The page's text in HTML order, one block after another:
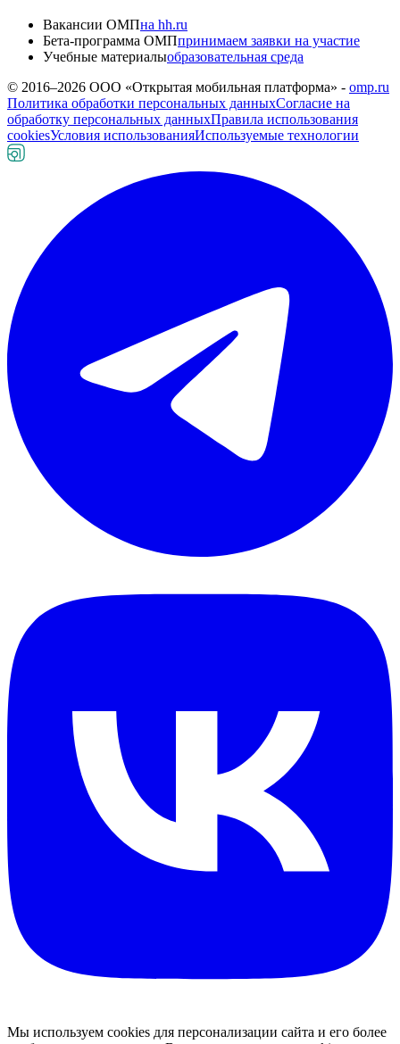
Вакансии ОМПна hh.ru
Бета-программа ОМПпринимаем заявки на участие
Учебные материалыобразовательная среда
© 2016–2026 ООО «Открытая мобильная платформа» - omp.ru
Политика обработки персональных данныхСогласие на
обработку персональных данныхПравила использования
cookiesУсловия использованияИспользуемые технологии
Мы используем cookies для персонализации сайта и его более